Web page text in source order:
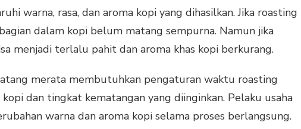
warna, rasa, dan aroma kopi yang dihasilkan. Jika roasting
dalam kopi belum matang sempurna. Namun jika
menjadi terlalu pahit dan aroma khas kopi berkurang.
merata membutuhkan pengaturan waktu roasting
dan tingkat kematangan yang diinginkan. Pelaku usaha
warna dan aroma kopi selama proses berlangsung.